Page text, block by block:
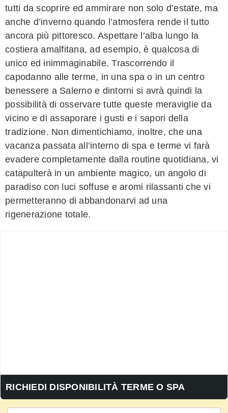
tutti da scoprire ed ammirare non solo d’estate, ma
anche d’inverno quando l’atmosfera rende il tutto
ancora più pittoresco. Aspettare l’alba lungo la
costiera amalfitana, ad esempio, è qualcosa di
unico ed inimmaginabile. Trascorrendo il
capodanno alle terme, in una spa o in un centro
benessere a Salerno e dintorni si avrà quindi la
possibilità di osservare tutte queste meraviglie da
vicino e di assaporare i gusti e i sapori della
tradizione. Non dimentichiamo, inoltre, che una
vacanza passata all’interno di spa e terme vi farà
evadere completamente dalla routine quotidiana, vi
catapulterà in un ambiente magico, un angolo di
paradiso con luci soffuse e aromi rilassanti che vi
permetteranno di abbandonarvi ad una
rigenerazione totale.
RICHIEDI DISPONIBILITÀ TERME O SPA